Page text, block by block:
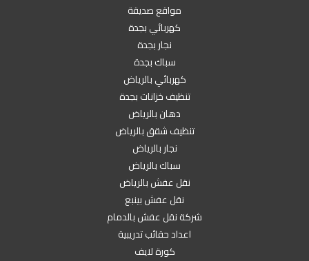
مواقع صديقة
كهربائي بجدة
نجار بجدة
سباك بجدة
كهربائي بالرياض
تنظيف خزانات بجدة
دهان بالرياض
تنظيف شقق بالرياض
نجار بالرياض
سباك بالرياض
نقل عفش بالرياض
نقل عفش بينبع
شركة نقل عفش بالدمام
اعداد حقائب تدريبية
كورة لايف